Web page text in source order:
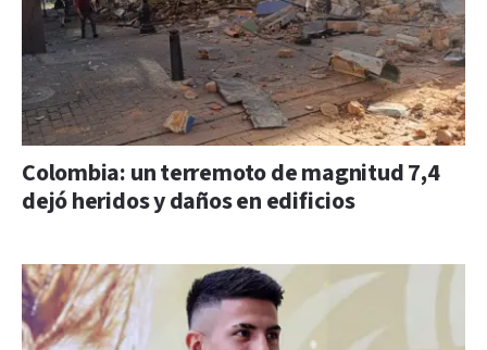
Colombia: un terremoto de magnitud 7,4
dejó heridos y daños en edificios